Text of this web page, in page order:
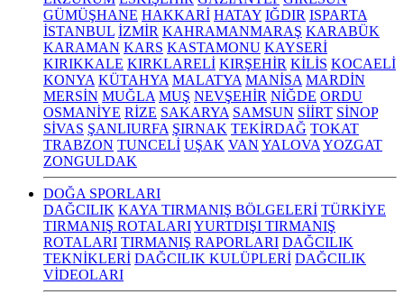
GÜMÜŞHANE HAKKARİ HATAY IĞDIR ISPARTA
İSTANBUL İZMİR KAHRAMANMARAŞ KARABÜK
KARAMAN KARS KASTAMONU KAYSERİ
KIRIKKALE KIRKLARELİ KIRŞEHİR KİLİS KOCAELİ
KONYA KÜTAHYA MALATYA MANİSA MARDİN
MERSİN MUĞLA MUŞ NEVŞEHİR NİĞDE ORDU
OSMANİYE RİZE SAKARYA SAMSUN SİİRT SİNOP
SİVAS ŞANLIURFA ŞIRNAK TEKİRDAĞ TOKAT
TRABZON TUNCELİ UŞAK VAN YALOVA YOZGAT
ZONGULDAK
DOĞA SPORLARI
DAĞCILIK KAYA TIRMANIŞ BÖLGELERİ TÜRKİYE
TIRMANIŞ ROTALARIYURTDIŞI TIRMANIŞ
ROTALARI TIRMANIŞ RAPORLARI DAĞCILIK
TEKNİKLERİ DAĞCILIK KULÜPLERİ DAĞCILIK
VİDEOLARI